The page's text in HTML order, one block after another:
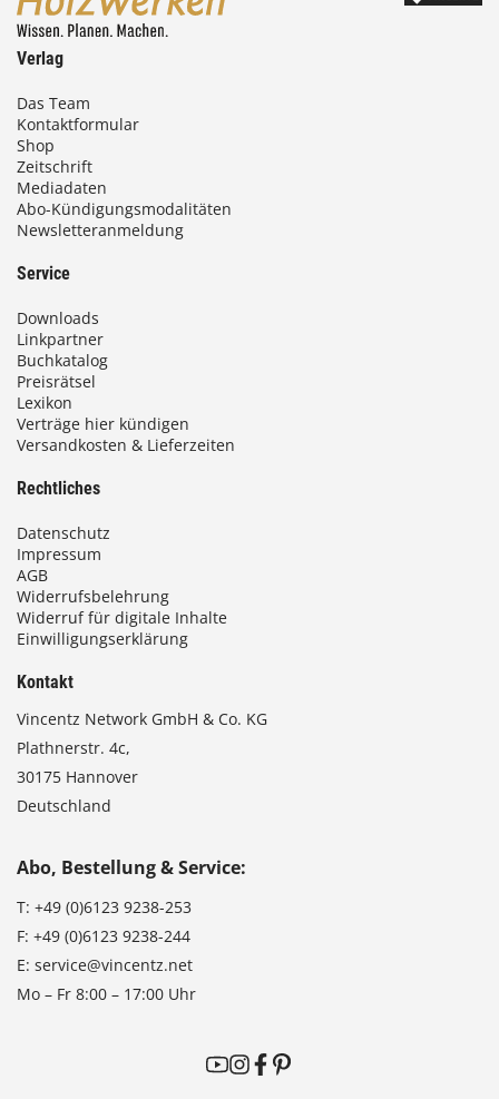
0
€
Verlag
Das Team
Kontaktformular
Shop
Zeitschrift
Mediadaten
Abo-Kündigungsmodalitäten
Newsletteranmeldung
Service
Downloads
Linkpartner
Buchkatalog
Preisrätsel
Lexikon
Verträge hier kündigen
Versandkosten & Lieferzeiten
Rechtliches
Datenschutz
Impressum
AGB
Widerrufsbelehrung
Widerruf für digitale Inhalte
Einwilligungserklärung
Kontakt
Vincentz Network GmbH & Co. KG
Plathnerstr. 4c,
30175 Hannover
Deutschland
Abo, Bestellung & Service:
T: +49 (0)6123 9238-253
F: +49 (0)6123 9238-244
E: service@vincentz.net
Mo – Fr 8:00 – 17:00 Uhr